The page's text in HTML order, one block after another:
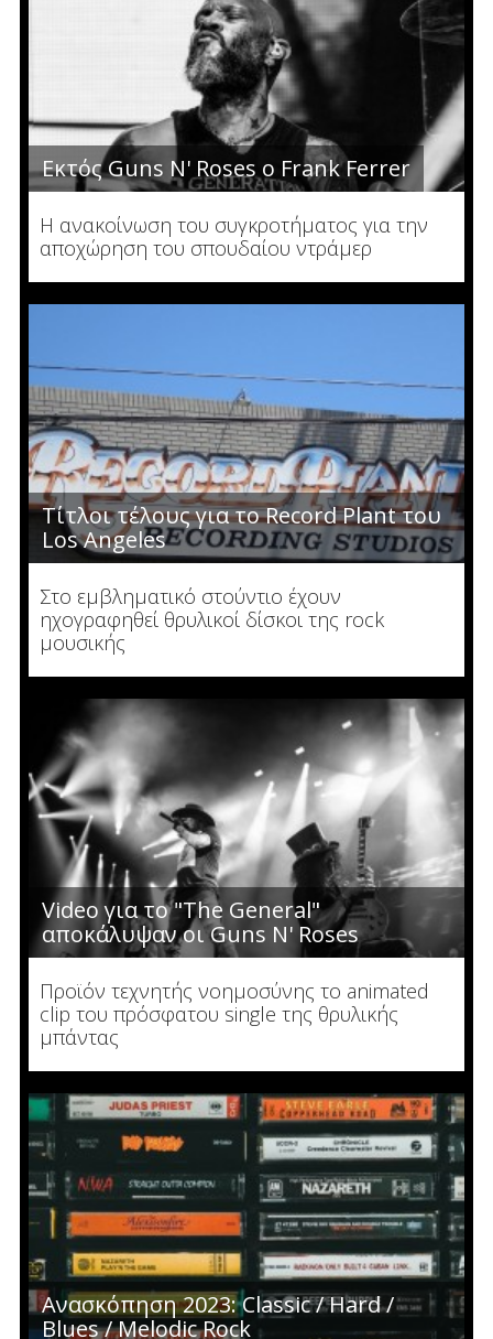
Εκτός Guns N' Roses ο Frank Ferrer
Η ανακοίνωση του συγκροτήματος για την
αποχώρηση του σπουδαίου ντράμερ
Τίτλοι τέλους για το Record Plant του
Los Angeles
Στο εμβληματικό στούντιο έχουν
ηχογραφηθεί θρυλικοί δίσκοι της rock
μουσικής
Video για το "The General"
αποκάλυψαν οι Guns N' Roses
Προϊόν τεχνητής νοημοσύνης το animated
clip του πρόσφατου single της θρυλικής
μπάντας
Ανασκόπηση 2023: Classic / Hard /
Blues / Melodic Rock